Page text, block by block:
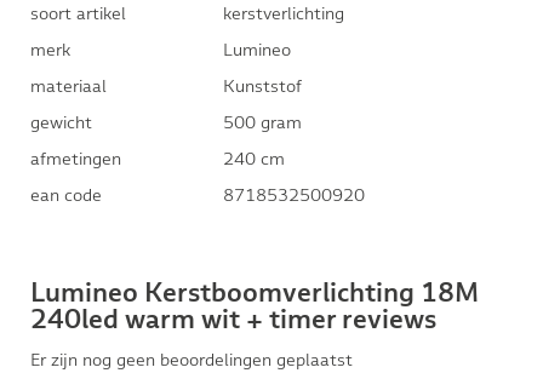
soort artikel
kerstverlichting
merk
Lumineo
materiaal
Kunststof
gewicht
500 gram
afmetingen
240 cm
ean code
8718532500920
Lumineo Kerstboomverlichting 18M
240led warm wit + timer reviews
Er zijn nog geen beoordelingen geplaatst